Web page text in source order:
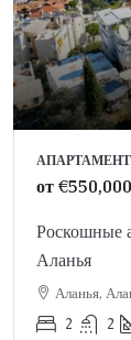
от€550,000
Роскошные
Аланья
Аланья,
2 2